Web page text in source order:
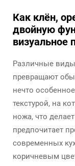
Как клён,
двойную
визуальное
Различные
превращают
нечто
текстурой, на
ножа, что
предпочитает
современных
коричневым